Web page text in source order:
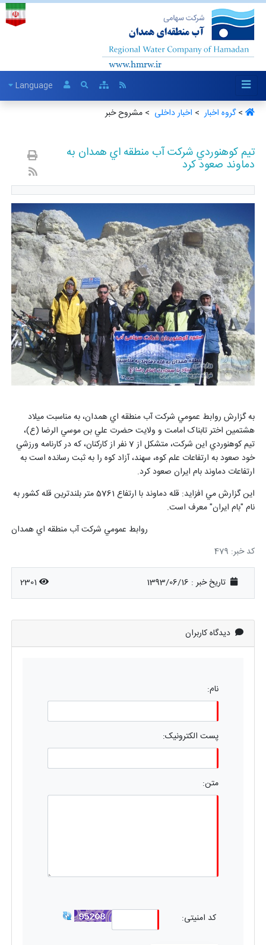
Language
>گروه اخبار ‏ > اخبار داخلی ‏ > مشروح خبر
تيم کوهنوردي شرکت آب منطقه اي همدان به
دماوند صعود کرد
به گزارش روابط عمومي شرکت آب منطقه اي همدان، به مناسبت ميلاد
هشتمين اختر تابناک امامت و ولايت حضرت علي بن موسي الرضا (ع)،
تيم کوهنوردي این شرکت، متشکل از 7 نفر از کارکنان، که در کارنامه ورزشي
خود صعود به ارتفاعات علم کوه، سهند، آزاد کوه را به ثبت رسانده است به
ارتفاعات دماوند بام ايران صعود کرد.
اين گزارش مي افزايد: قله دماوند با ارتفاع 5761 متر بلندترين قله کشور به
نام "بام ايران" معرف است.
روابط عمومي شرکت آب منطقه اي همدان
کد خبر: 479
تاریخ خبر : 1393/06/16 2301
دیدگاه کاربران
نام:
پست الکترونیک:
متن:
کد امنیتی: